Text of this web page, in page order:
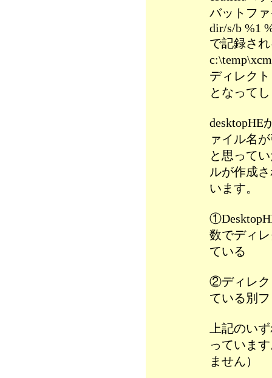
バットフ
dir/s/b %1
で記録さ
ディレク
となって
desktopHE
ァイル名
と思って
ルが作成
います。
数でディ
ている
②ディレク
ている別
上記のい
っていま
ません）